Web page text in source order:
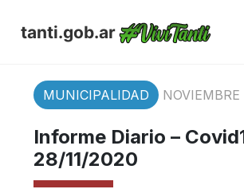
tanti.gob.ar
MUNICIPALIDAD
Informe Diario –
28/11/2020